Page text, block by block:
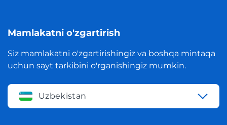
Mamlakatni o'zgartirish
Siz mamlakatni o'zgartirishingiz va boshqa mintaqa
uchun sayt tarkibini o'rganishingiz mumkin.
Uzbekistan